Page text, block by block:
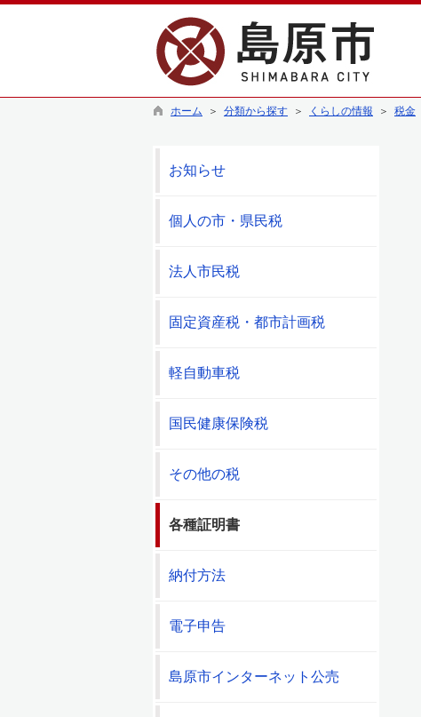
ホーム ＞ 分類から探す ＞ くらしの情報 ＞ 税金
お知らせ
個人の市・県民税
法人市民税
固定資産税・都市計画税
軽自動車税
国民健康保険税
その他の税
各種証明書
納付方法
電子申告
島原市インターネット公売